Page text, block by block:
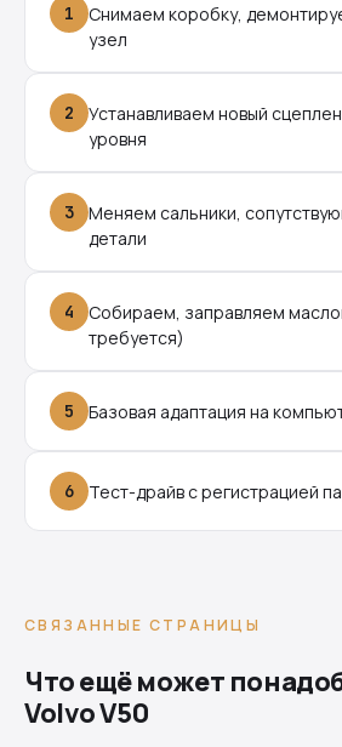
1
Снимаем коробку,
узел
2
Устанавливаем новый
уровня
3
Меняем сальники,
детали
4
Собираем, заправляем
требуется)
5 Базовая адаптация на
6 Тест-драйв с регистрацией
СВЯЗАННЫЕ СТРАНИЦЫ
Что ещё может
Volvo V50